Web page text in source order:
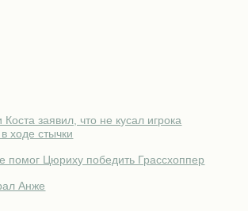
заявил, что не кусал игрока
ходе стычки
помог Цюриху победить Грассхоппер
Анже